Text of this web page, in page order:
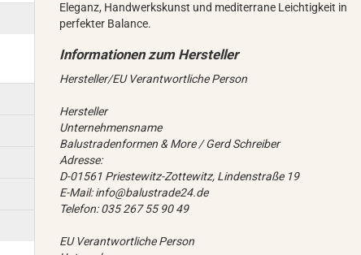
Eleganz, Handwerkskunst und mediterrane Leichtigkeit in
perfekter Balance.
Hersteller/EU Verantwortliche Person
Hersteller
Unternehmensname
Balustradenformen & More / Gerd Schreiber
Adresse:
D-01561 Priestewitz-Zottewitz, Lindenstraße 19
E-Mail: info@balustrade24.de
Telefon: 035 267 55 90 49
EU Verantwortliche Person